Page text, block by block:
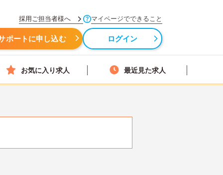
採用ご担当者様へ マイページでできること
ポートに申し込む ログイン
お気に入り求人 最近見た求人